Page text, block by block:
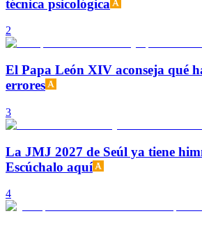
técnica psicológica
2
El Papa León XIV aconseja qué
errores
3
La JMJ 2027 de Seúl ya tiene
Escúchalo aquí
4